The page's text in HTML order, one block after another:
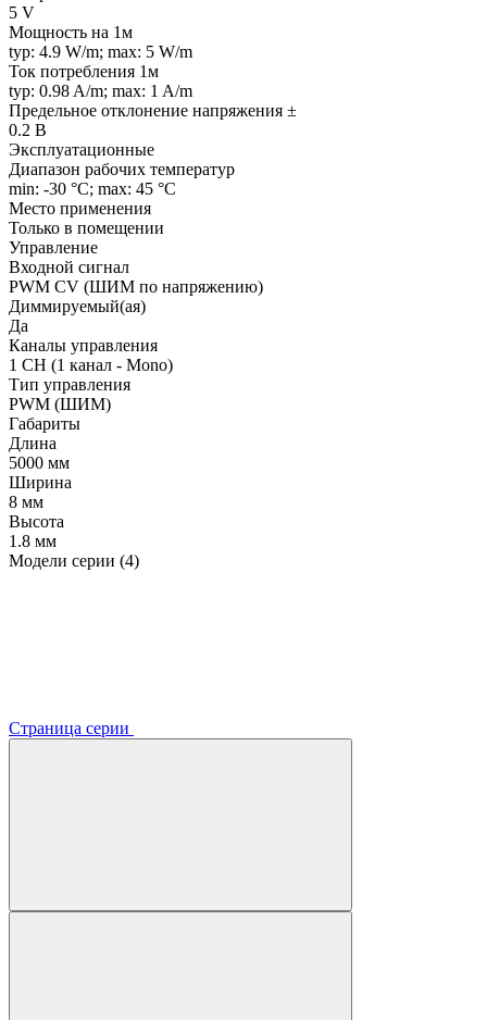
5 V
Мощность на 1м
typ: 4.9 W/m; max: 5 W/m
Ток потребления 1м
typ: 0.98 A/m; max: 1 A/m
Предельное отклонение напряжения ±
0.2 В
Эксплуатационные
Диапазон рабочих температур
min: -30 °C; max: 45 °C
Место применения
Только в помещении
Управление
Входной сигнал
PWM СV (ШИМ по напряжению)
Диммируемый(ая)
Да
Каналы управления
1 CH (1 канал - Mono)
Тип управления
PWM (ШИМ)
Габариты
Длина
5000 мм
Ширина
8 мм
Высота
1.8 мм
Модели серии (4)
Страница серии